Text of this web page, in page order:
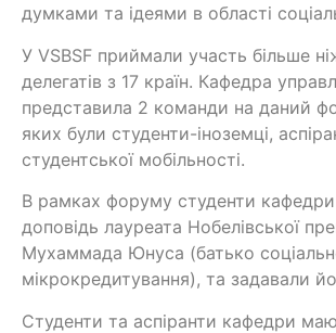
думками та ідеями в області
У VSBSF приймали участь більше
делегатів з 17 країн. Кафедра
представила 2 команди на даний
яких були студенти-іноземці,
студентської мобільності.
В рамках форуму студенти
доповідь лауреата Нобелівської
Мухаммада Юнуса (батько
мікрокредитування), та задавали
Студенти та аспіранти кафедри